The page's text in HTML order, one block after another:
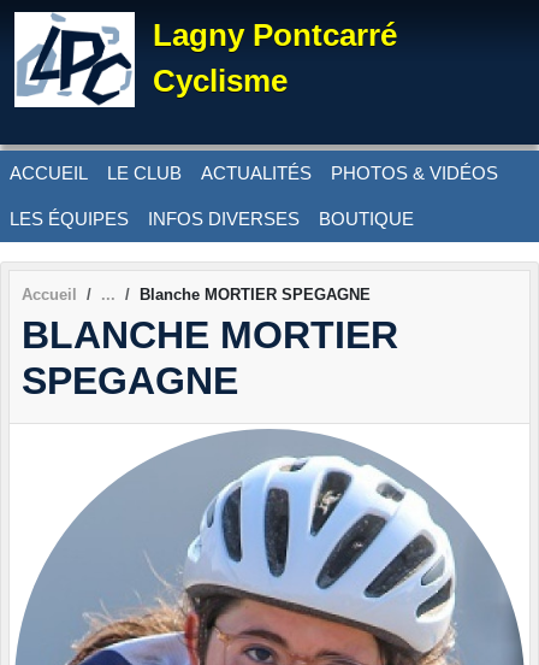
Lagny Pontcarré
Cyclisme
ACCUEIL LE CLUB ACTUALITÉS PHOTOS & VIDÉOS
LES ÉQUIPES INFOS DIVERSES BOUTIQUE
Accueil Blanche MORTIER SPEGAGNE
BLANCHE MORTIER
SPEGAGNE
Panneau de gestion des cookies